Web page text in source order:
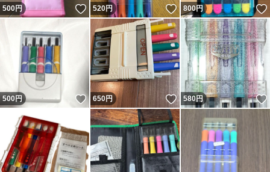
500円 いいね！
520円 いいね！
800円
500円 いいね！
650円 いいね！
580円